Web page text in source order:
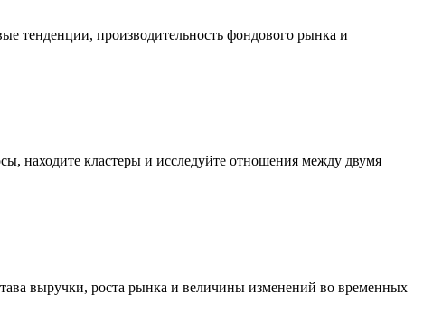
тенденции, производительность фондового рынка и
находите кластеры и исследуйте отношения между двумя
выручки, роста рынка и величины изменений во временных